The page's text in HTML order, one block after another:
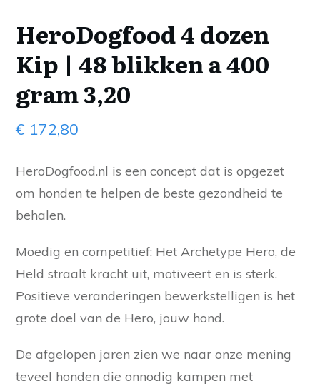
HeroDogfood 4 dozen
Kip | 48 blikken a 400
gram 3,20
€ 172,80
HeroDogfood.nl is een concept dat is opgezet
om honden te helpen de beste gezondheid te
behalen.
Moedig en competitief: Het Archetype Hero, de
Held straalt kracht uit, motiveert en is sterk.
Positieve veranderingen bewerkstelligen is het
grote doel van de Hero, jouw hond.
De afgelopen jaren zien we naar onze mening
teveel honden die onnodig kampen met